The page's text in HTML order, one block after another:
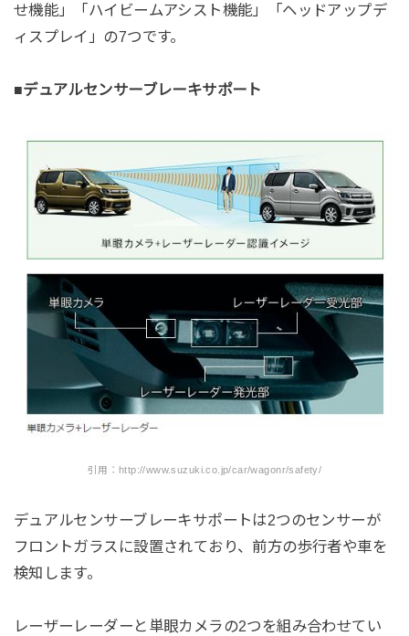
せ機能」「ハイビームアシスト機能」「ヘッドアップデ
ィスプレイ」の7つです。
■デュアルセンサーブレーキサポート
引用：http://www.suzuki.co.jp/car/wagonr/safety/
デュアルセンサーブレーキサポートは2つのセンサーが
フロントガラスに設置されており、前方の歩行者や車を
検知します。
レーザーレーダーと単眼カメラの2つを組み合わせてい